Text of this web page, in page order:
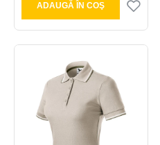
ADAUGĂ ÎN COŞ